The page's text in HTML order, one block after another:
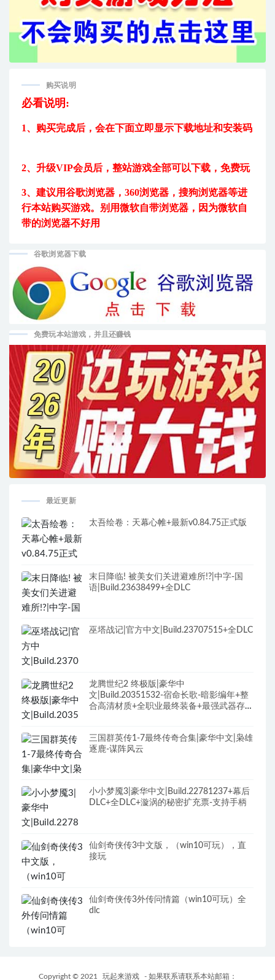
购买说明
必看说明:
1、购买完成后， 会在下面立即显示下载地址和安装码
2、升级VIP会员后， 整站游戏全部可以下载，免费玩
3、建议用谷歌浏览器，360浏览器，搜狗浏览器等进
行本站购买游戏。 别用微软自带浏览器，因为微软自
带的浏览器不好用
谷歌浏览器下载
免费玩本站游戏，并且还赚钱
最近更新
太吾绘卷：天幕心帷+最新v0.84.75正式版
末日降临! 被美女们关进避难所!?|中字-国
语|Build.23638499+全DLC
巫塔战记|官方中文|Build.23707515+全DLC
龙腾世纪2 终极版|豪华中
文|Build.20351532-宿命长歌-暗影编年+整
合高清材质+全职业最终装备+最强武器存档
三国群英传1-7最终传奇合集|豪华中文|枭雄
逐鹿-谋阵风云
小小梦魇3|豪华中文|Build.22781237+幕后
DLC+全DLC+漩涡的秘密扩充票-支持手柄
仙剑奇侠传3中文版，（win10可玩），直
接玩
仙剑奇侠传3外传问情篇（win10可玩）全
dlc
Copyright © 2021 玩起来游戏 - 如果联系请联系本站邮箱：